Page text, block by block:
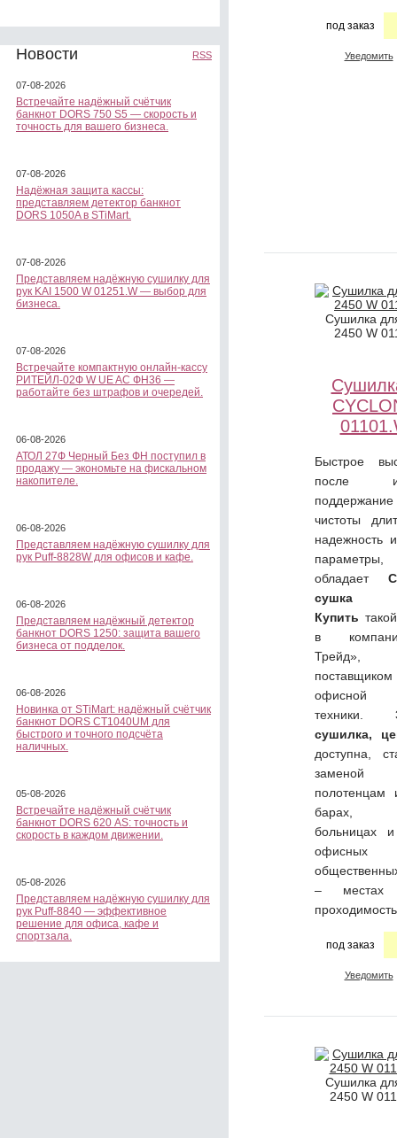
Новости RSS
07-08-2026
Встречайте надёжный счётчик
банкнот DORS 750 S5 — скорость и
точность для вашего бизнеса.
07-08-2026
Надёжная защита кассы:
представляем детектор банкнот
DORS 1050A в STiMart.
07-08-2026
Представляем надёжную сушилку для
рук KAI 1500 W 01251.W — выбор для
бизнеса.
07-08-2026
Встречайте компактную онлайн-кассу
РИТЕЙЛ-02Ф W UE AC ФН36 —
работайте без штрафов и очередей.
06-08-2026
АТОЛ 27Ф Черный Без ФН поступил в
продажу — экономьте на фискальном
накопителе.
06-08-2026
Представляем надёжную сушилку для
рук Puff-8828W для офисов и кафе.
06-08-2026
Представляем надёжный детектор
банкнот DORS 1250: защита вашего
бизнеса от подделок.
06-08-2026
Новинка от STiMart: надёжный счётчик
банкнот DORS CT1040UM для
быстрого и точного подсчёта
наличных.
05-08-2026
Встречайте надёжный счётчик
банкнот DORS 620 АS: точность и
скорость в каждом движении.
05-08-2026
Представляем надёжную сушилку для
рук Puff-8840 — эффективное
решение для офиса, кафе и
спортзала.
под заказ
Уведомить
Сушилка
2450 W
Быстрое
после
чистоты
надежность
обладает
сушка
Купить
в
Трейд»,
офисной
техники.
сушилка,
доступна,
полотенцам
барах,
больницах и
офисных
– местах
под заказ
Уведомить
Сушилка
2450 W